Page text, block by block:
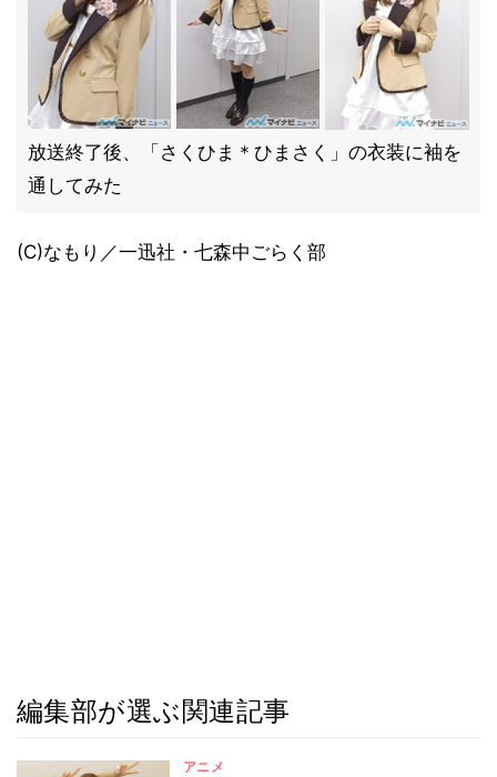
放送終了後、「さくひま＊ひまさく」の衣装に袖を
通してみた
(C)なもり／一迅社・七森中ごらく部
編集部が選ぶ関連記事
アニメ